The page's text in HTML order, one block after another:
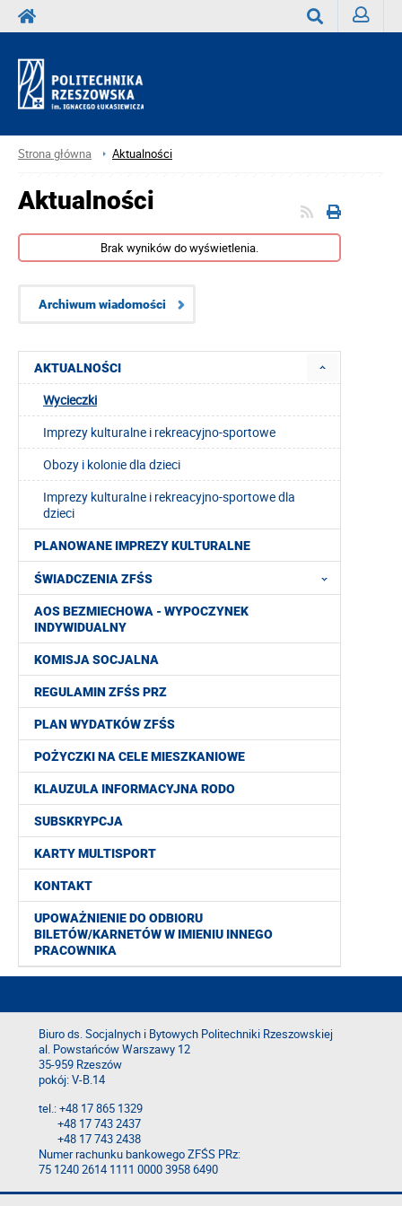
Strona główna Aktualności
AKTUALNOŚCI
Wycieczki
Imprezy kulturalne i rekreacyjno-sportowe
Obozy i kolonie dla dzieci
Imprezy kulturalne i rekreacyjno-sportowe dla
dzieci
PLANOWANE IMPREZY KULTURALNE
ŚWIADCZENIA ZFŚS
AOS BEZMIECHOWA - WYPOCZYNEK
INDYWIDUALNY
KOMISJA SOCJALNA
REGULAMIN ZFŚS PRZ
PLAN WYDATKÓW ZFŚS
POŻYCZKI NA CELE MIESZKANIOWE
KLAUZULA INFORMACYJNA RODO
SUBSKRYPCJA
KARTY MULTISPORT
KONTAKT
UPOWAŻNIENIE DO ODBIORU
BILETÓW/KARNETÓW W IMIENIU INNEGO
PRACOWNIKA
Aktualności
Brak wyników do wyświetlenia.
Archiwum wiadomości
Biuro ds. Socjalnych i Bytowych Politechniki Rzeszowskiej
al. Powstańców Warszawy 12
35-959 Rzeszów
pokój: V-B.14
tel.: +48 17 865 1329
+48 17 743 2437
+48 17 743 2438
Numer rachunku bankowego ZFŚS PRz:
75 1240 2614 1111 0000 3958 6490
Deklaracja dostępności